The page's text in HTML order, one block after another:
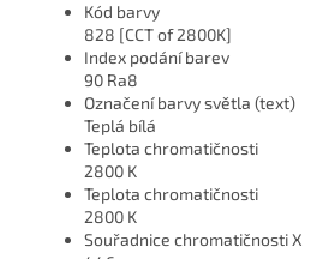
Kód barvy
828 [CCT of 2800K]
Index podání barev
90 Ra8
Označení barvy světla (text)
Teplá bílá
Teplota chromatičnosti
2800 K
Teplota chromatičnosti
2800 K
Souřadnice chromatičnosti X